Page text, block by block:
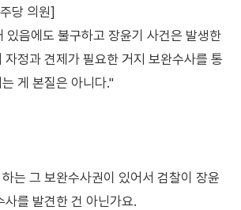
당 의원]
있음에도 불구하고 장윤기 사건은 발생한
자정과 견제가 필요한 거지 보완수사를 통
게 본질은 아니다."
는 그 보완수사권이 있어서 검찰이 장윤
사를 발견한 건 아닌가요.